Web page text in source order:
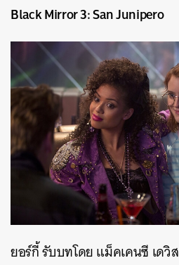
Black Mirror 3: San Junipero
ยอร์กี้ รับบทโดย แม็คเคนซี เดวิส